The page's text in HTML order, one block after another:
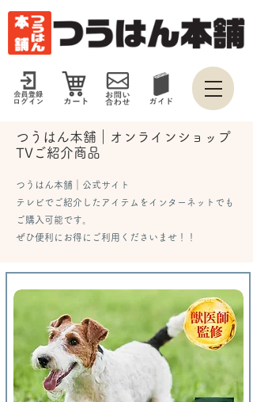
つうはん本舗​｜オンラインショップ
TVご紹介商品
つうはん本舗｜公式サイト
テレビでご紹介したアイテムをインターネットでも
ご購入可能です。
​ぜひ便利にお得にご利用くださいませ！！